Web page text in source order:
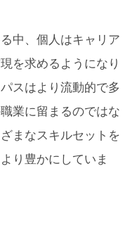
中、個人はキャリア
を求めるようになり
スはより流動的で多
業に留まるのではな
まなスキルセットを
り豊かにしていま